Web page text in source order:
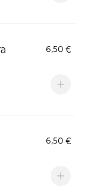
6,50 €
6,50 €